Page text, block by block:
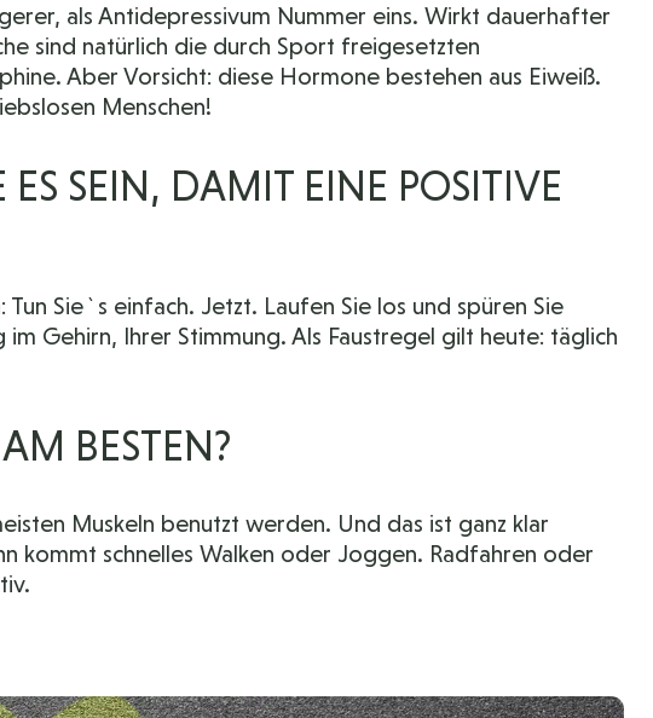
als Antidepressivum Nummer eins. Wirkt dauerhafter
sind natürlich die durch Sport freigesetzten
Aber Vorsicht: diese Hormone bestehen aus Eiweiß.
Menschen!
ES SEIN, DAMIT EINE POSITIVE
Sie`s einfach. Jetzt. Laufen Sie los und spüren Sie
Gehirn, Ihrer Stimmung. Als Faustregel gilt heute: täglich
BESTEN?
Muskeln benutzt werden. Und das ist ganz klar
kommt schnelles Walken oder Joggen. Radfahren oder